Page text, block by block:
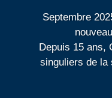
Septembre
Depuis 15 ans,
singuliers de la
Au cœur de